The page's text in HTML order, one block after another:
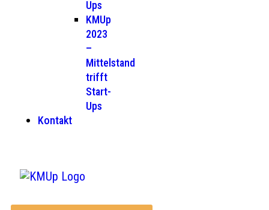
Ups
KMUp
2023
–
Mittelstand
trifft
Start-
Ups
Kontakt